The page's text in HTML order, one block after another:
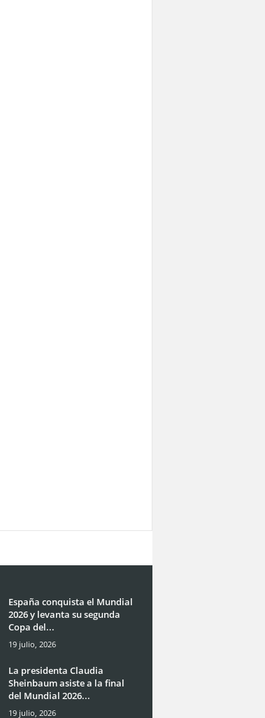
España conquista el Mundial
2026 y levanta su segunda
Copa del...
19 julio, 2026
La presidenta Claudia
Sheinbaum asiste a la final
del Mundial 2026...
19 julio, 2026